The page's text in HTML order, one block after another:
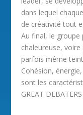
dans lequel
de créativité tout
Au final, le groupe
chaleureuse,
parfois même
Cohésion,
sont les
GREAT DEBATERS